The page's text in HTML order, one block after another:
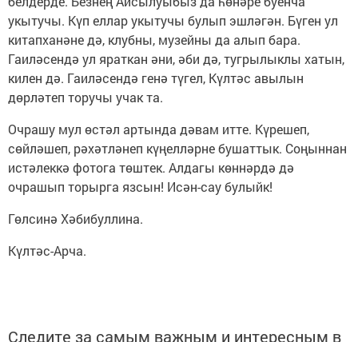
укытучы. Күп еллар укытучы булып эшләгән. Бүген ул
китапханәне дә, клубны, музейны да алып бара.
Гаиләсендә ул яраткан әни, әби дә, тугрылыклы хатын,
килен дә. Гаиләсендә генә түгел, Күлтәс авылын
дөрләтеп торучы учак та.
Очрашу мул өстәл артында дәвам итте. Күрешеп,
сөйләшеп, рәхәтләнеп күңелләрне бушаттык. Соңыннан
истәлеккә фотога төштек. Алдагы көннәрдә дә
очрашып торырга язсын! Исән-сау булыйк!
Гөлсинә Хәбибуллина.
Күлтәс-Арча.
Следите за самым важным и интересным в